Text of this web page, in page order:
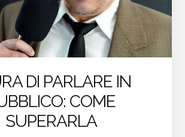
I
PROBLEMI
DELLA
DI PARLARE IN
COME
SUPERARLA